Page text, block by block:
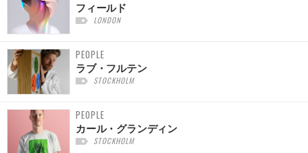
フィールド
LONDON
PEOPLE
ラブ・フルテン
STOCKHOLM
PEOPLE
カール・グランディン
STOCKHOLM